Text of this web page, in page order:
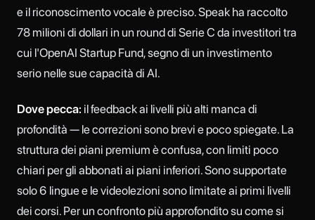
e il riconoscimento vocale è preciso. Speak ha raccolto
78 milioni di dollari in un round di Serie C da investitori tra
cui l'OpenAI Startup Fund, segno di un investimento
serio nelle sue capacità di AI.
Dove pecca: il feedback ai livelli più alti manca di
profondità — le correzioni sono brevi e poco spiegate. La
struttura dei piani premium è confusa, con limiti poco
chiari per gli abbonati ai piani inferiori. Sono supportate
solo 6 lingue e le videolezioni sono limitate ai primi livelli
dei corsi. Per un confronto più approfondito su come si